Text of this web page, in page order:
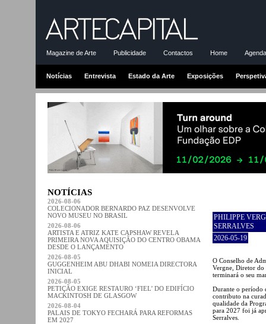
Magazine de Arte Publicidade Contactos Home
Notícias Entrevista Estado da Arte Exposições
NOTÍCIAS
2026-08-06
COLECIONADOR BERNARDO PAZ DESENVOLVE
NOVO MUSEU NO BRASIL
2026-08-06
ARTISTA E ATRIZ KATE CAPSHAW REVELA
PRIMEIRA NOVA AQUISIÇÃO DO CENTRO OBAMA
DESDE O LANÇAMENTO
2026-08-05
GUGGENHEIM ABU DHABI NOMEIA DIRECTORA
INICIAL
2026-08-05
PETIÇÃO EXIGE RESTAURO ‘FIEL’ DO EDIFÍCIO
MACKINTOSH DE GLASGOW
2026-08-04
PALAIS DE TOKYO FECHARÁ PARA REFORMAS
EM 2027
PHILIPPE
SERRALVES
2026-05-19
O Conselho de
Vergne, Diretor do
terminará o seu
Durante o período
contributo na
qualidade da
para 2027 foi já
Serralves.